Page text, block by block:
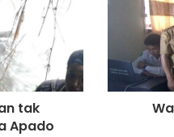
tak
Apado